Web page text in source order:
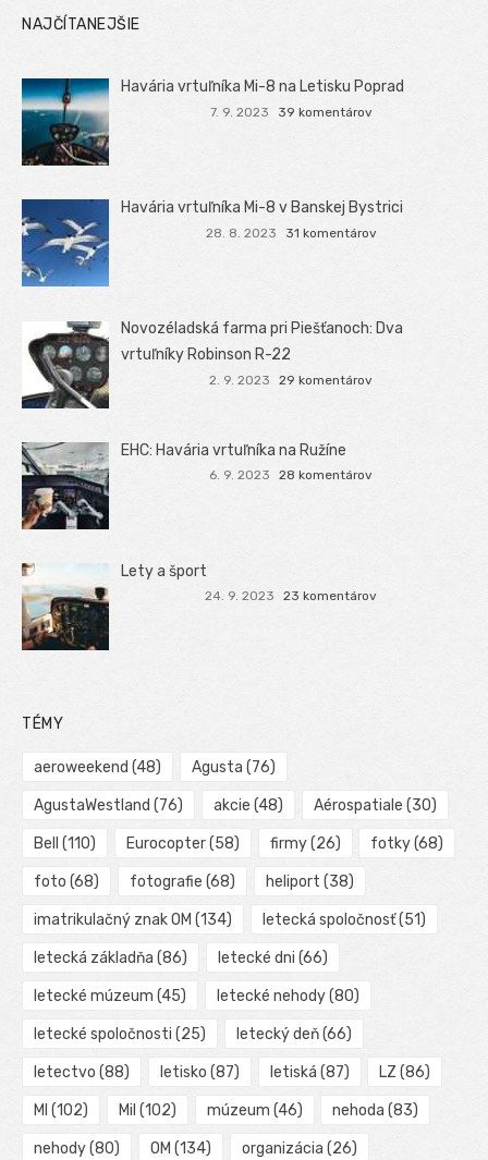
NAJČÍTANEJŠIE
Havária vrtuľníka Mi-8 na Letisku Poprad
7. 9. 2023 39 komentárov
Havária vrtuľníka Mi-8 v Banskej Bystrici
28. 8. 2023 31 komentárov
Novozéladská farma pri Piešťanoch: Dva
vrtuľníky Robinson R-22
2. 9. 2023 29 komentárov
EHC: Havária vrtuľníka na Ružíne
6. 9. 2023 28 komentárov
Lety a šport
24. 9. 2023 23 komentárov
TÉMY
aeroweekend (48) Agusta (76)
AgustaWestland (76) akcie (48) Aérospatiale (30)
Bell (110) Eurocopter(58) firmy(26) fotky(68)
foto (68) fotografie (68) heliport (38)
imatrikulačný znak OM (134) letecká spoločnosť(51)
letecká základňa (86) letecké dni (66)
letecké múzeum (45) letecké nehody(80)
letecké spoločnosti (25) letecký deň(66)
letectvo (88) letisko (87) letiská (87) LZ (86)
MI (102) Mil (102) múzeum (46) nehoda (83)
nehody(80) OM (134) organizácia (26)